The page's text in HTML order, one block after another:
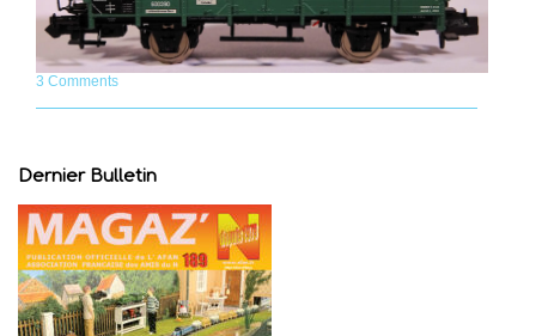
3 Comments
Dernier Bulletin